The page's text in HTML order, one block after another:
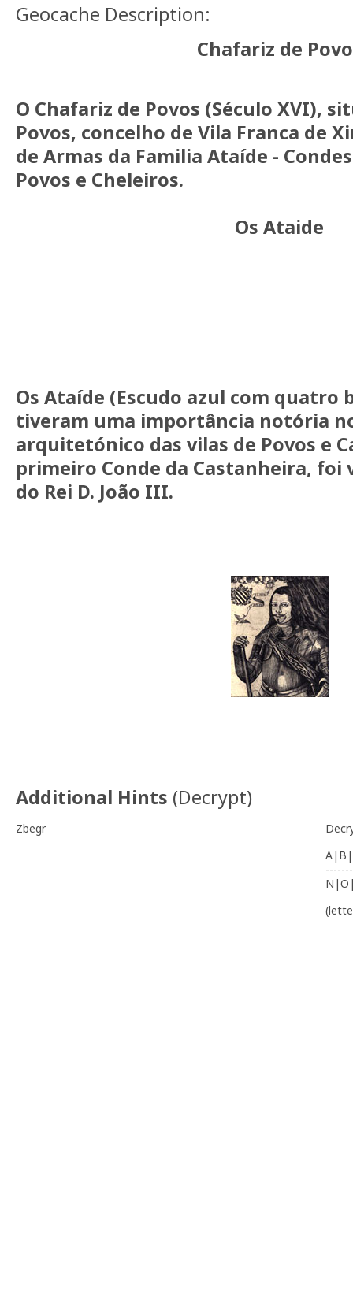
Geocache Description:
Chafariz de
O Chafariz de Povos (Século XVI),
Povos, concelho de Vila Franca de
de Armas da Familia Ataíde -
Povos e Cheleiros.
Os Ataide
Os Ataíde (Escudo azul com quatro
tiveram uma importância notória
arquitetónico das vilas de Povos e
primeiro Conde da Castanheira, foi
do Rei D. João III.
Additional Hints (Decrypt)
Zbegr